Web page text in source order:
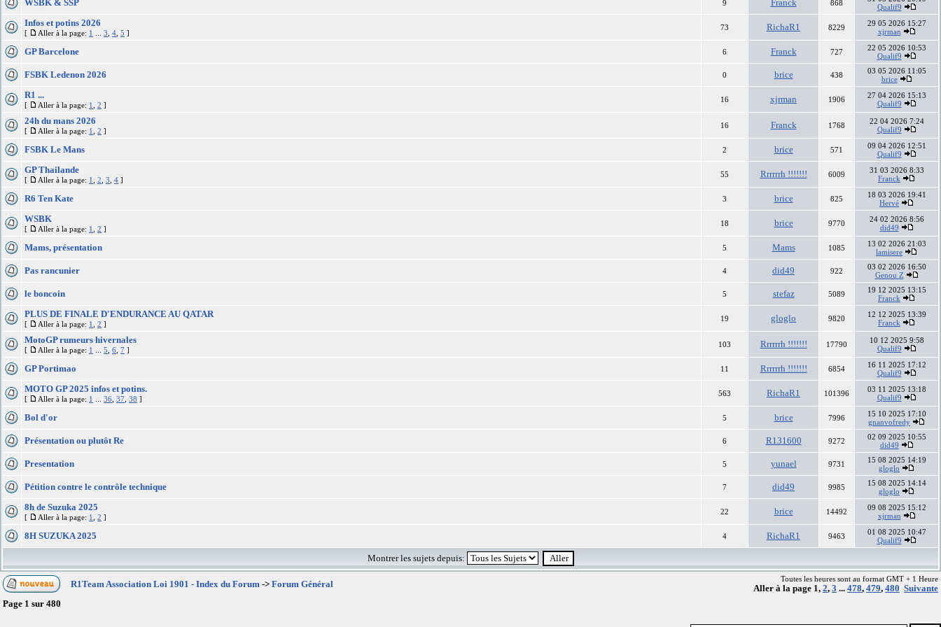
WSBK & SSP 9 Franck 868
Qualif9
Infos et potins 2026
[ Aller à la page: 1 3 4 5 ]
73 RichaR1 8229
29 05 2026 15:27
xjrman
GP Barcelone 6 Franck 727
22 05 2026 10:53
Qualif9
FSBK Ledenon 2026 0 brice 438
03 05 2026 11:05
brice
R1 ...
[ Aller à la page: 1 2 ]
16 xjrman 1906
27 04 2026 15:13
Qualif9
24h du mans 2026
[ Aller à la page: 1 2 ]
16 Franck 1768
22 04 2026 7:24
Qualif9
FSBK Le Mans 2 brice 571
09 04 2026 12:51
Qualif9
GP Thailande
[ Aller à la page: 1 2 3 4 ]
55 Rrrrrrh !!!!!!! 6009
31 03 2026 8:33
Franck
R6 Ten Kate 3 brice 825
18 03 2026 19:41
Hervé
WSBK
[ Aller à la page: 1 2 ]
18 brice 9770
24 02 2026 8:56
did49
Mams, présentation 5 Mams 1085
13 02 2026 21:03
lamisere
Pas rancunier 4 did49 922
03 02 2026 16:50
Genou Z
le boncoin 5 stefaz 5089
19 12 2025 13:15
Franck
PLUS DE FINALE D'ENDURANCE AU QATAR
[ Aller à la page: 1 2 ]
19 gloglo 9820
12 12 2025 13:39
Franck
MotoGP rumeurs hivernales
[ Aller à la page: 1 5 6 7 ]
103 Rrrrrrh !!!!!!! 17790
10 12 2025 9:58
Qualif9
GP Portimao 11 Rrrrrrh !!!!!!! 6854
16 11 2025 17:12
Qualif9
MOTO GP 2025 infos et potins.
[ Aller à la page: 1 36 37 38 ]
563 RichaR1 101396
03 11 2025 13:18
Qualif9
Bol d'or 5 brice 7996
15 10 2025 17:10
gnanvofredy
Présentation ou plutôt Re 6 R131600 9272
02 09 2025 10:55
did49
Presentation 5 yunael 9731
15 08 2025 14:19
gloglo
Pétition contre le contrôle technique 7 did49 9985
15 08 2025 14:14
gloglo
8h de Suzuka 2025
[ Aller à la page: 1 2 ]
22 brice 14492
09 08 2025 15:12
xjrman
8H SUZUKA 2025 4 RichaR1 9463
01 08 2025 10:47
Qualif9
Montrer les sujets depuis:
R1Team Association Loi 1901 - Index du Forum -> Forum Général Toutes les heures sont au format GMT + 1 Heure
Aller à la page 1, 2, 3 ... 478, 479, 480 Suivante
Page 1 sur 480